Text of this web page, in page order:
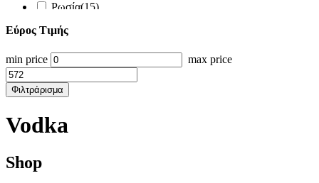
Ρωσία(15)
Εύρος Τιμής
min price max price
Φιλτράρισμα
Vodka
Shop